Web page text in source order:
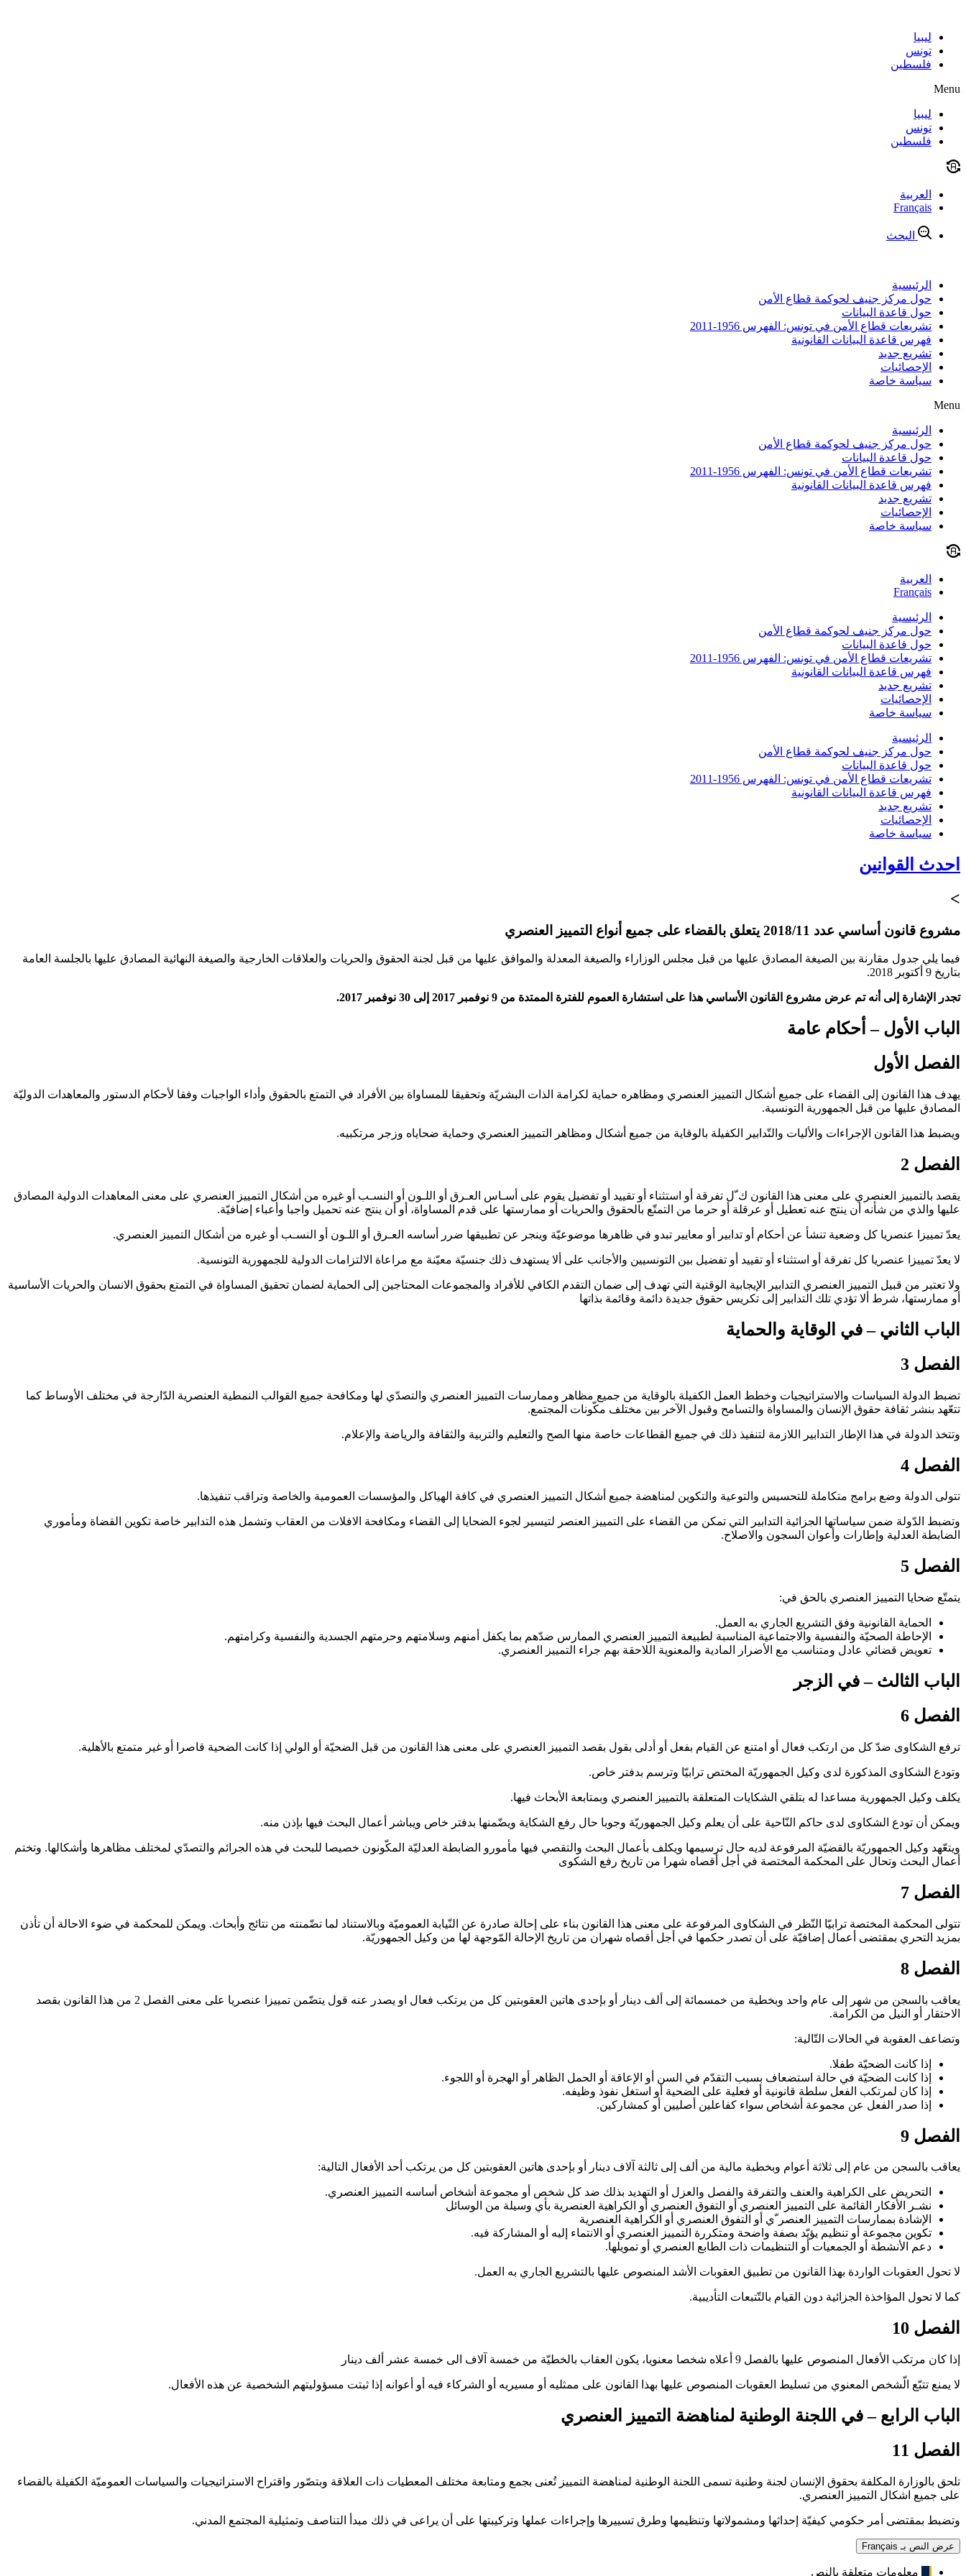
contentليبيا
تونس
فلسطين
Menu
ليبيا
تونس
فلسطين
العربية
Français
البحث
الرئيسية
حول مركز جنيف لحوكمة قطاع الأمن
حول قاعدة البيانات
تشريعات قطاع الأمن في تونس: الفهرس 1956-2011
فهرس قاعدة البيانات القانونية
تشريع جديد
الإحصائيات
سياسة خاصة
Menu
الرئيسية
حول مركز جنيف لحوكمة قطاع الأمن
حول قاعدة البيانات
تشريعات قطاع الأمن في تونس: الفهرس 1956-2011
فهرس قاعدة البيانات القانونية
تشريع جديد
الإحصائيات
سياسة خاصة
العربية
Français
الرئيسية
حول مركز جنيف لحوكمة قطاع الأمن
حول قاعدة البيانات
تشريعات قطاع الأمن في تونس: الفهرس 1956-2011
فهرس قاعدة البيانات القانونية
تشريع جديد
الإحصائيات
سياسة خاصة
الرئيسية
حول مركز جنيف لحوكمة قطاع الأمن
حول قاعدة البيانات
تشريعات قطاع الأمن في تونس: الفهرس 1956-2011
فهرس قاعدة البيانات القانونية
تشريع جديد
الإحصائيات
سياسة خاصة
احدث القوانين
>
مشروع قانون أساسي عدد 2018/11 يتعلق بالقضاء على جميع أنواع التمييز العنصري
فيما يلي جدول مقارنة بين الصيغة المصادق عليها من قبل مجلس الوزاراء والصيغة المعدلة والموافق عليها من قبل لجنة الحقوق والحريات والعلاقات الخارجية والصيغة النهائية المصادق عليها بالجلسة العامة
بتاريخ 9 أكتوبر 2018.
تجدر الإشارة إلى أنه تم عرض مشروع القانون الأساسي هذا على استشارة العموم للفترة الممتدة من 9 نوفمبر 2017 إلى 30 نوفمبر 2017.
الباب الأول – أحكام عامة
الفصل الأول
يهدف هذا القانون إلى القضاء على جميع أشكال التمييز العنصري ومظاهره حماية لكرامة الذات البشريّة وتحقيقا للمساواة بين الأفراد في التمتع بالحقوق وأداء الواجبات وفقا لأحكام الدستور والمعاهدات الدوليّة
المصادق عليها من قبل الجمهورية التونسية.
ويضبط هذا القانون الإجراءات والأليات والتّدابير الكفيلة بالوقاية من جميع أشكال ومظاهر التمييز العنصري وحماية ضحاياه وزجر مرتكبيه.
الفصل 2
يقصد بالتمييز العنصري على معنى هذا القانون ك ّل تفرقة أو استثناء أو تقييد أو تفضيل يقوم على أسـاس العـرق أو اللـون أو النسـب أو غيره من أشكال التمييز العنصري على معنى المعاهدات الدولية المصادق
عليها والذي من شأنه أن ينتج عنه تعطيل أو عرقلة أو حرما من التمتّع بالحقوق والحريات أو ممارستها على قدم المساواة، أو أن ينتج عنه تحميل واجبا وأعباء إضافيّة.
يعدّ تمييزا عنصريا كل وضعية تنشأ عن أحكام أو تدابير أو معايير تبدو في ظاهرها موضوعيّة وينجر عن تطبيقها ضرر أساسه العـرق أو اللـون أو النسـب أو غيره من أشكال التمييز العنصري.
لا يعدّ تمييزا عنصريا كل تفرقة أو استثناء أو تقييد أو تفضيل بين التونسيين والأجانب على ألا يستهدف ذلك جنسيّة معيّنة مع مراعاة الالتزامات الدولية للجمهورية التونسية.
ولا تعتبر من قبيل التمييز العنصري التدابير الإيجابية الوقتية التي تهدف إلى ضمان التقدم الكافي للأفراد والمجموعات المحتاجين إلى الحماية لضمان تحقيق المساواة في التمتع بحقوق الانسان والحريات الأساسية
أو ممارستها، شرط ألا تؤدي تلك التدابير إلى تكريس حقوق جديدة دائمة وقائمة بذاتها
الباب الثاني – في الوقاية والحماية
الفصل 3
تضبط الدولة السياسات والاستراتيجيات وخطط العمل الكفيلة بالوقاية من جميع مظاهر وممارسات التمييز العنصري والتصدّي لها ومكافحة جميع القوالب النمطية العنصرية الدّارجة في مختلف الأوساط كما
تتعّهد بنشر ثقافة حقوق الإنسان والمساواة والتسامح وقبول الآخر بين مختلف مكّونات المجتمع.
وتتخذ الدولة في هذا الإطار التدابير اللازمة لتنفيذ ذلك في جميع القطاعات خاصة منها الصح والتعليم والتربية والثقافة والرياضة والإعلام.
الفصل 4
تتولى الدولة وضع برامج متكاملة للتحسيس والتوعية والتكوين لمناهضة جميع أشكال التمييز العنصري في كافة الهياكل والمؤسسات العمومية والخاصة وتراقب تنفيذها.
وتضبط الدّولة ضمن سياساتها الجزائية التدابير التي تمكن من القضاء على التمييز العنصر لتيسير لجوء الضحايا إلى القضاء ومكافحة الافلات من العقاب وتشمل هذه التدابير خاصة تكوين القضاة ومأموري
الضابطة العدلية وإطارات وأعوان السجون والاصلاح.
الفصل 5
يتمتّع ضحايا التمييز العنصري بالحق في:
الحماية القانونية وفق التشريع الجاري به العمل.
الإحاطة الصحيّة والنفسية والاجتماعية المناسبة لطبيعة التمييز العنصري الممارس ضدّهم بما يكفل أمنهم وسلامتهم وحرمتهم الجسدية والنفسية وكرامتهم.
تعويض قضائي عادل ومتناسب مع الأضرار المادية والمعنوية اللاحقة بهم جراء التمييز العنصري.
الباب الثالث – في الزجر
الفصل 6
ترفع الشكاوى ضدّ كل من ارتكب فعال أو امتنع عن القيام بفعل أو أدلى بقول بقصد التمييز العنصري على معنى هذا القانون من قبل الضحيّة أو الولي إذا كانت الضحية قاصرا أو غير متمتع بالأهلية.
وتودع الشكاوى المذكورة لدى وكيل الجمهوريّة المختص ترابيّا وترسم بدفتر خاص.
يكلف وكيل الجمهورية مساعدا له بتلقي الشكايات المتعلقة بالتمييز العنصري وبمتابعة الأبحاث فيها.
ويمكن أن تودع الشكاوى لدى حاكم النّاحية على أن يعلم وكيل الجمهوريّة وجوبا حال رفع الشكاية ويضّمنها بدفتر خاص ويباشر أعمال البحث فيها بإذن منه.
ويتعّهد وكيل الجمهوريّة بالقضيّة المرفوعة لديه حال ترسيمها ويكلف بأعمال البحث والتقصي فيها مأمورو الضابطة العدليّة المكّونون خصيصا للبحث في هذه الجرائم والتصدّي لمختلف مظاهرها وأشكالها. وتختم
أعمال البحث وتحال على المحكمة المختصة في أجل أقصاه شهرا من تاريخ رفع الشكوى
الفصل 7
تتولى المحكمة المختصة ترابيّا النّظر في الشكاوى المرفوعة على معنى هذا القانون بناء على إحالة صادرة عن النّيابة العموميّة وبالاستناد لما تضّمنته من نتائج وأبحاث. ويمكن للمحكمة في ضوء الاحالة أن تأذن
بمزيد التحري بمقتضى أعمال إضافيّة على أن تصدر حكمها في أجل أقصاه شهران من تاريخ الإحالة المّوجهة لها من وكيل الجمهوريّة.
الفصل 8
يعاقب بالسجن من شهر إلى عام واحد وبخطية من خمسمائة إلى ألف دينار أو بإحدى هاتين العقوبتين كل من يرتكب فعال او يصدر عنه قول يتضّمن تمييزا عنصريا على معنى الفصل 2 من هذا القانون بقصد
الاحتقار أو النيل من الكرامة.
وتضاعف العقوبة في الحالات التّالية:
إذا كانت الضحيّة طفلا.
إذا كانت الضحيّة في حالة استضعاف بسبب التقدّم في السن أو الإعاقة أو الحمل الظاهر أو الهجرة أو اللجوء.
إذا كان لمرتكب الفعل سلطة قانونية أو فعلية على الضحية أو استغل نفوذ وظيفه.
إذا صدر الفعل عن مجموعة أشخاص سواء كفاعلين أصليين أو كمشاركين.
الفصل 9
يعاقب بالسجن من عام إلى ثلاثة أعوام وبخطية مالية من ألف إلى ثالثة آلاف دينار أو بإحدى هاتين العقوبتين كل من يرتكب أحد الأفعال التالية:
التحريض على الكراهية والعنف والتفرقة والفصل والعزل أو التهديد بذلك ضد كل شخص أو مجموعة أشخاص أساسه التمييز العنصري.
نشـر الأفكار القائمة على التمييز العنصري أو التفوق العنصري أو الكراهية العنصرية بأي وسيلة من الوسائل
الإشادة بممارسات التمييز العنصر ّي أو التفوق العنصري أو الكراهية العنصرية
تكوين مجموعة أو تنظيم يؤيّد بصفة واضحة ومتكررة التمييز العنصري أو الانتماء إليه أو المشاركة فيه.
دعم الأنشطة أو الجمعيات أو التنظيمات ذات الطابع العنصري أو تمويلها.
لا تحول العقوبات الواردة بهذا القانون من تطبيق العقوبات الأشد المنصوص عليها بالتشريع الجاري به العمل.
كما لا تحول المؤاخذة الجزائية دون القيام بالتّتبعات التأديبية.
الفصل 10
إذا كان مرتكب الأفعال المنصوص عليها بالفصل 9 أعلاه شخصا معنويا، يكون العقاب بالخطيّة من خمسة آلاف الى خمسة عشر ألف دينار
لا يمنع تتبّع الّشخص المعنوي من تسليط العقوبات المنصوص عليها بهذا القانون على ممثليه أو مسيريه أو الشركاء فيه أو أعوانه إذا ثبتت مسؤوليتهم الشخصية عن هذه الأفعال.
الباب الرابع – في اللجنة الوطنية لمناهضة التمييز العنصري
الفصل 11
تلحق بالوزارة المكلفة بحقوق الإنسان لجنة وطنية تسمى اللجنة الوطنية لمناهضة التمييز تُعنى بجمع ومتابعة مختلف المعطيات ذات العلاقة وبتصّور واقتراح الاستراتيجيات والسياسات العموميّة الكفيلة بالقضاء
على جميع اشكال التمييز العنصري.
وتضبط بمقتضى أمر حكومي كيفيّة إحداثها ومشمولاتها وتنظيمها وطرق تسييرها وإجراءات عملها وتركيبتها على أن يراعى في ذلك مبدأ التناصف وتمثيلية المجتمع المدني.
عرض النص بـ Français
معلومات متعلقة بالنص